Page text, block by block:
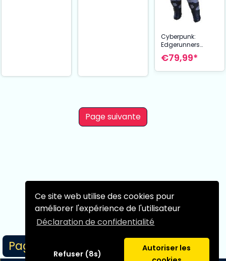
Ce site web utilise des cookies pour
améliorer l'expérience de l'utilisateur
Déclaration de confidentialité
Refuser (8s)
Autoriser les
Page 1/1
Cyberpunk:
Edgerunners
figurine Nendoroid
Lucy 10 cm
€79,99*
Page suivante